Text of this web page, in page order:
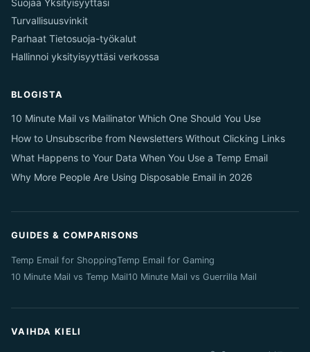
Suojaa Yksityisyyttäsi
Turvallisuusvinkit
Parhaat Tietosuoja-työkalut
Hallinnoi yksityisyyttäsi verkossa
BLOGISTA
10 Minute Mail vs Mailinator Which One Should You Use
How to Unsubscribe from Newsletters Without Clicking Links
What Happens to Your Data When You Use a Temp Email
Why More People Are Using Disposable Email in 2026
GUIDES & COMPARISONS
Temp Email for ShoppingTemp Email for Gaming
10 Minute Mail vs Temp Mail10 Minute Mail vs Guerrilla Mail
VAIHDA KIELI